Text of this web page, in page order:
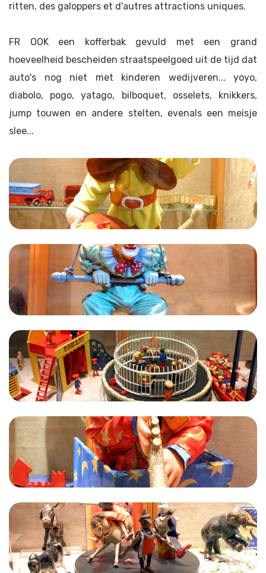
ritten, des galoppers et d'autres attractions uniques.
FR OOK een kofferbak gevuld met een grand
hoeveelheid bescheiden straatspeelgoed uit de tijd dat
auto's nog niet met kinderen wedijveren... yoyo,
diabolo, pogo, yatago, bilboquet, osselets, knikkers,
jump touwen en andere stelten, evenals een meisje
slee...